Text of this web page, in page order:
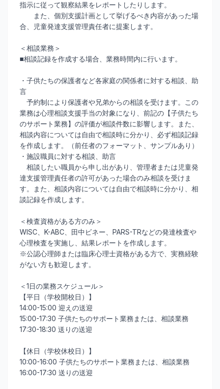
指示に従って観察結果をレポートしたりします。
また、個別支援計画として挙げるべき内容があった場
合、児童発達支援管理責任者に提案します。
＜相談業務＞
■相談記録を作成する場合、業務時間内に行います。
・子供たちの保護者など各家庭の関係者に対する相談、助
言
予約制により保護者や兄弟からの相談を受けます。この
業務は心理相談支援手当の対象になり、前記の【子供たち
のサポート業務】の評価が相談件数に影響します。また、
相談内容については自由で相談時に分かり、必ず相談記録
を作成します。（前任者のフォーマット、サンプルあり）
・施設職員に対する相談、助言
相談したい職員から申し出があり、管理者または児童発
達支援管理責任者の許可があった場合のみ相談を受けま
す。また、相談内容については自由で相談時に分かり、相
談記録を作成します。
＜検査資格がある方のみ＞
WISC、K-ABC、田中ビネー、PARS-TRなどの発達検査や
心理検査を実施し、結果レポートを作成します。
※公認心理師または臨床心理士資格がある方で、実務経験
がない方も歓迎します。
＜1日の業務スケジュール＞
【平日（学校開校日）】
14:00-15:00 迎えの送迎
15:00-17:30 子供たちのサポート業務または、相談業務
17:30-18:30 送りの送迎
【休日（学校休校日）】
10:00-16:00 子供たちのサポート業務または、相談業務
16:00-17:30 送りの送迎